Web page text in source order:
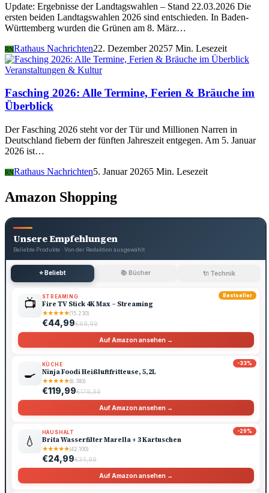
Update: Ergebnisse der Landtagswahlen – Stand 22.03.2026 Die
ersten beiden Landtagswahlen 2026 sind entschieden. In Baden-
Württemberg wurden die Grünen am 8. März…
RNRathaus Nachrichten22. Dezember 20257 Min. Lesezeit
Veranstaltungen & Kultur
Fasching 2026: Alle Termine, Ferien & Bräuche im
Überblick
Der Fasching 2026 steht vor der Tür und Millionen Narren in
Deutschland fiebern der fünften Jahreszeit entgegen. Am 5. Januar
2026 ist…
RNRathaus Nachrichten5. Januar 20265 Min. Lesezeit
Amazon Shopping
Unsere Empfehlungen
Beliebte Produkte · Von der Redaktion ausgewählt
⭐ Beliebt 📚 Bücher 🔌 Technik
Bestseller
📺 STREAMING
Fire TV Stick 4K Max – Streaming
★★★★★(15.230)
€44,99€69,99
Auf Amazon ansehen →
-33%
🍳
KÜCHE
Ninja Foodi Heißluftfritteuse, 5,2L
★★★★★(8.740)
€119,99€179,99
Auf Amazon ansehen →
-29%
💧
HAUSHALT
Brita Wasserfilter Marella + 3 Kartuschen
★★★★★(42.100)
€24,99€34,99
Auf Amazon ansehen →